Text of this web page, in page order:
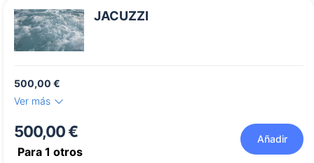
JACUZZI
500,00 €
Ver más
500,00 €
Para 1 otros
Añadir